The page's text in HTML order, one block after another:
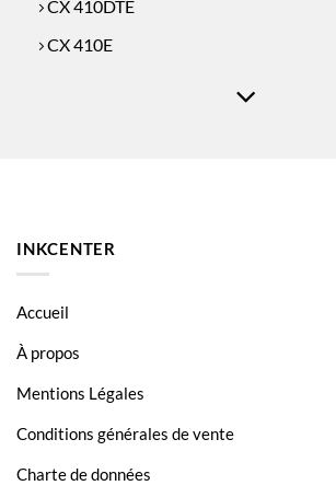
CX 410DTE
CX 410E
INKCENTER
Accueil
À propos
Mentions Légales
Conditions générales de vente
Charte de données